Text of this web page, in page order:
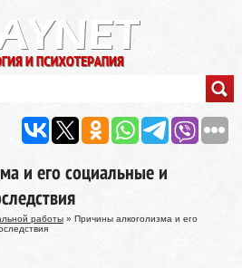
и его социальные и
работы» Причины алкоголизма и его